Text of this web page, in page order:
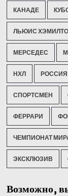
КАНАДЕ
ЛЬЮИС
МЕРСЕДЕС
НХЛ РОССИЯ
СПОРТСМЕН
ФЕРРАРИ
ЧЕМПИОНАТ
ЭКСКЛЮЗИВ
Возможно,